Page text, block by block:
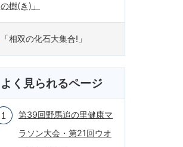
の樹(き)」
「相双の化石大集合!」
よく見られるページ
第39回野馬追の里健康マ
ラソン大会・第21回ウオ